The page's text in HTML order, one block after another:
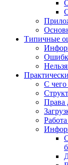
Типичные
С чего
Права